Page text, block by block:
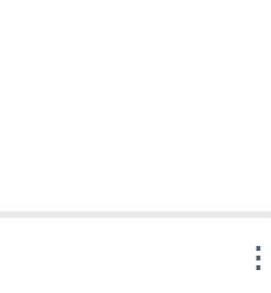
⋮